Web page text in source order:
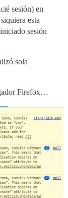
sesión) en
esta
sesión
sola
Firefox…